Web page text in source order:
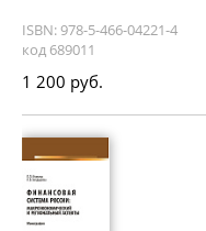
ISBN: 978-5-466-04221-4
код 689011
1 200 руб.